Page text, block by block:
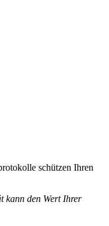
schützen Ihren
kann den Wert Ihrer